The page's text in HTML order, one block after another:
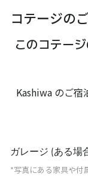
コテージの
このコテー
Kashiwa のご宿
ガレージ (ある場
*写真にある家具や付